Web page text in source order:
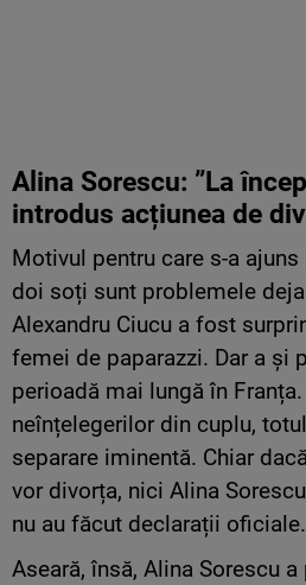
Alina Sorescu: ”La
introdus acțiunea de
Motivul pentru care s-a
doi soți sunt problemele
Alexandru Ciucu a fost
femei de paparazzi. Dar a și
perioadă mai lungă în
neînțelegerilor din cuplu,
separare iminentă. Chiar
vor divorța, nici Alina
nu au făcut declarații oficiale.
Aseară, însă, Alina Sorescu